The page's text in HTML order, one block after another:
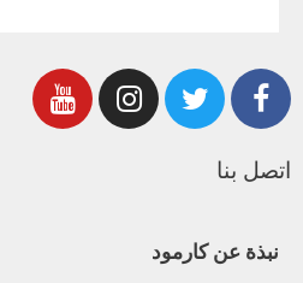
اتصل بنا
نبذة عن كارمود